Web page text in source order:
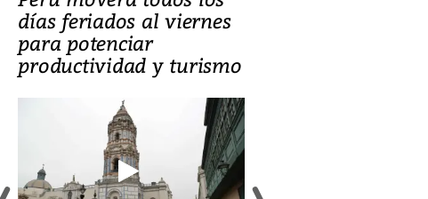
días feriados al viernes
para potenciar
productividad y turismo